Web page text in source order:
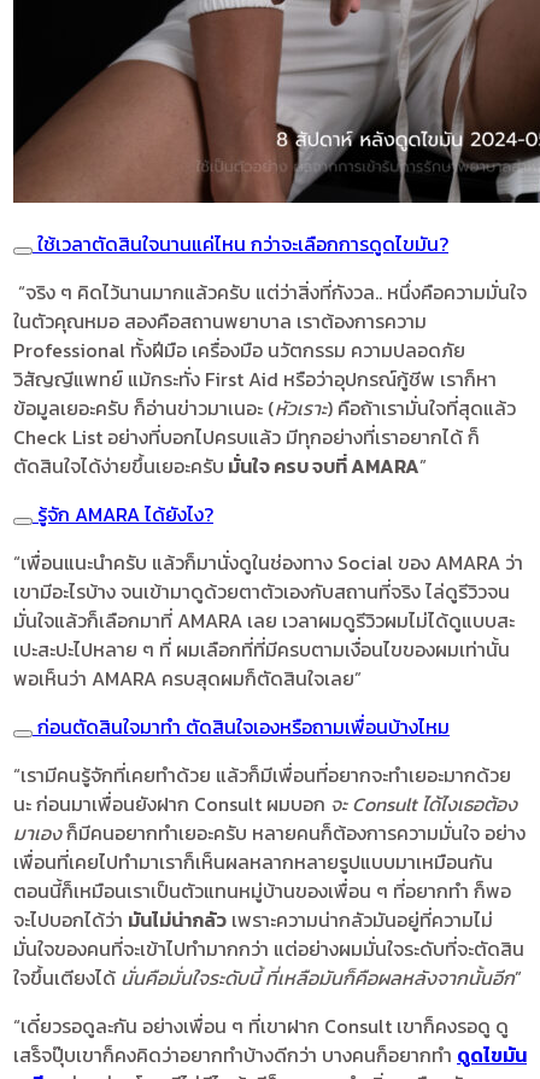
ใช้เวลาตัดสินใจนานแค่ไหน กว่าจะเลือกการดูดไขมัน?
“จริง ๆ คิดไว้นานมากแล้วครับ แต่ว่าสิ่งที่กังวล.. หนึ่งคือความมั่นใจ
ในตัวคุณหมอ สองคือสถานพยาบาล เราต้องการความ
Professional ทั้งฝีมือ เครื่องมือ นวัตกรรม ความปลอดภัย
วิสัญญีแพทย์ แม้กระทั่ง First Aid หรือว่าอุปกรณ์กู้ชีพ เราก็หา
ข้อมูลเยอะครับ ก็อ่านข่าวมาเนอะ (หัวเราะ) คือถ้าเรามั่นใจที่สุดแล้ว
Check List อย่างที่บอกไปครบแล้ว มีทุกอย่างที่เราอยากได้ ก็
ตัดสินใจได้ง่ายขึ้นเยอะครับ มั่นใจ ครบ จบที่ AMARA”
รู้จัก AMARA ได้ยังไง?
“เพื่อนแนะนำครับ แล้วก็มานั่งดูในช่องทาง Social ของ AMARA ว่า
เขามีอะไรบ้าง จนเข้ามาดูด้วยตาตัวเองกับสถานที่จริง ไล่ดูรีวิวจน
มั่นใจแล้วก็เลือกมาที่ AMARA เลย เวลาผมดูรีวิวผมไม่ได้ดูแบบสะ
เปะสะปะไปหลาย ๆ ที่ ผมเลือกที่ที่มีครบตามเงื่อนไขของผมเท่านั้น
พอเห็นว่า AMARA ครบสุดผมก็ตัดสินใจเลย”
ก่อนตัดสินใจมาทำ ตัดสินใจเองหรือถามเพื่อนบ้างไหม
“เรามีคนรู้จักที่เคยทำด้วย แล้วก็มีเพื่อนที่อยากจะทำเยอะมากด้วย
นะ ก่อนมาเพื่อนยังฝาก Consult ผมบอก จะ Consult ได้ไงเธอต้อง
มาเองก็มีคนอยากทำเยอะครับ หลายคนก็ต้องการความมั่นใจ อย่าง
เพื่อนที่เคยไปทำมาเราก็เห็นผลหลากหลายรูปแบบมาเหมือนกัน
ตอนนี้ก็เหมือนเราเป็นตัวแทนหมู่บ้านของเพื่อน ๆ ที่อยากทำ ก็พอ
จะไปบอกได้ว่า มันไม่น่ากลัว เพราะความน่ากลัวมันอยู่ที่ความไม่
มั่นใจของคนที่จะเข้าไปทำมากกว่า แต่อย่างผมมั่นใจระดับที่จะตัดสิน
ใจขึ้นเตียงได้ นั่นคือมั่นใจระดับนี้ ที่เหลือมันก็คือผลหลังจากนั้นอีก”
“เดี๋ยวรอดูละกัน อย่างเพื่อน ๆ ที่เขาฝาก Consult เขาก็คงรอดู ดู
เสร็จปุ๊บเขาก็คงคิดว่าอยากทำบ้างดีกว่า บางคนก็อยากทำ ดูดไขมัน